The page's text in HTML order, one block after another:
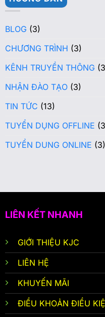
BLOG (3)
CHƯƠNG TRÌNH (3)
KÊNH TRUYỀN THÔNG
NHẬN ĐÀO TẠO(3)
TIN TỨC (13)
TUYỂN DỤNG OFFLINE
TUYỂN DUNG ONLINE (3)
LIÊN KẾT NHANH
GIỚI THIỆU KJC
LIÊN HỆ
KHUYẾN MÃI
ĐIỀU KHOẢN ĐIỀU